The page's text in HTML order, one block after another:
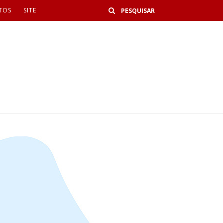
SITE Buscar